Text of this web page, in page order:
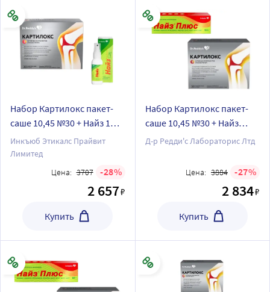
Набор Картилокс пакет-
саше 10,45 №30 + Найз 1%
флакон спрей д/наруж
прим 35 гр со скидкой
Инкъюб Этикалс Прайвит
Лимитед
Цена: 3707 28
2 657₽
Купить
Набор Картилокс пакет-
саше 10,45 №30 + Найз
плюс гель д/наруж прим
Д-р Редди'с Лабораторис Лтд
Цена: 3884 27
2 834₽
Купить